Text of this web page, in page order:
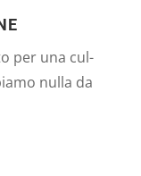
per una cul­
nulla da